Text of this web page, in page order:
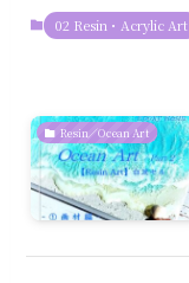
02 Resin・Acrylic Art
Resin／Ocean Art